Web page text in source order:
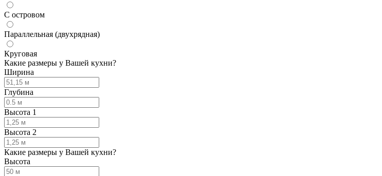
С островом
Параллельная (двухрядная)
Круговая
Какие размеры у Вашей кухни?
Ширина
Глубина
Высота 1
Высота 2
Какие размеры у Вашей кухни?
Высота